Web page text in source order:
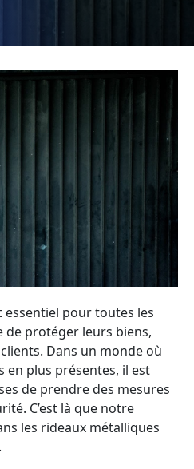
essentiel pour toutes les
de protéger leurs biens,
Dans un monde où
en plus présentes, il est
de prendre des mesures
C’est là que notre
les rideaux métalliques